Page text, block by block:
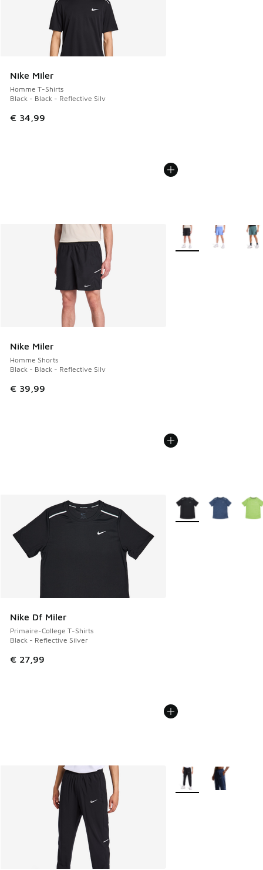
Nike Miler
Homme T-Shirts
Black - Black - Reflective Silv
€ 34,99
Nike Miler
Homme Shorts
Black - Black - Reflective Silv
€ 39,99
Plus de couleurs
Nike Df Miler
Primaire-College T-Shirts
Black - Reflective Silver
€ 27,99
Plus de couleurs
Plus de couleurs